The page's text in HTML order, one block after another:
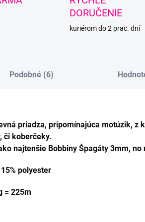
DORUČENIE
kuriérom do 2 prac. dní
Podobné (6)
priadza, pripomínajúca motúzik, z
či koberčeky.
najtenšie Bobbiny Špagáty 3mm,
polyester
= 225m